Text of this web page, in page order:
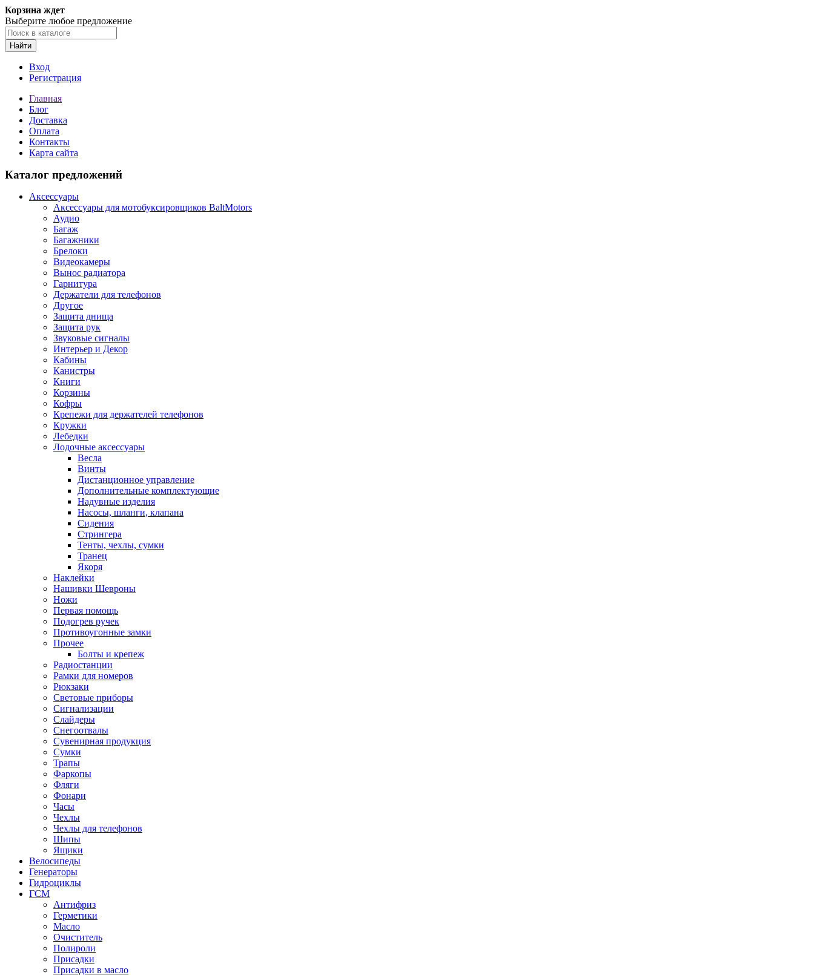
Корзина ждет
Выберите любое предложение
Найти
Вход
Регистрация
Главная
Блог
Доставка
Оплата
Контакты
Карта сайта
Каталог предложений
Аксессуары
Аксессуары для мотобуксировщиков BaltMotors
Аудио
Багаж
Багажники
Брелоки
Видеокамеры
Вынос радиатора
Гарнитура
Держатели для телефонов
Другое
Защита днища
Защита рук
Звуковые сигналы
Интерьер и Декор
Кабины
Канистры
Книги
Корзины
Кофры
Крепежи для держателей телефонов
Кружки
Лебедки
Лодочные аксессуары
Весла
Винты
Дистанционное управление
Дополнительные комплектующие
Надувные изделия
Насосы, шланги, клапана
Сидения
Стрингера
Тенты, чехлы, сумки
Транец
Якоря
Наклейки
Нашивки Шевроны
Ножи
Первая помощь
Подогрев ручек
Противоугонные замки
Прочее
Болты и крепеж
Радиостанции
Рамки для номеров
Рюкзаки
Световые приборы
Сигнализации
Слайдеры
Снегоотвалы
Сувенирная продукция
Сумки
Трапы
Фаркопы
Фляги
Фонари
Часы
Чехлы
Чехлы для телефонов
Шипы
Ящики
Велосипеды
Генераторы
Гидроциклы
ГСМ
Антифриз
Герметики
Масло
Очиститель
Полироли
Присадки
Присадки в масло